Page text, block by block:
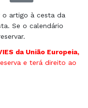
o artigo à cesta da
Se o calendário
da União Europeia,
e terá direito ao